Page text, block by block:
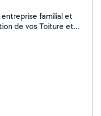
familial et
de vos Toiture et